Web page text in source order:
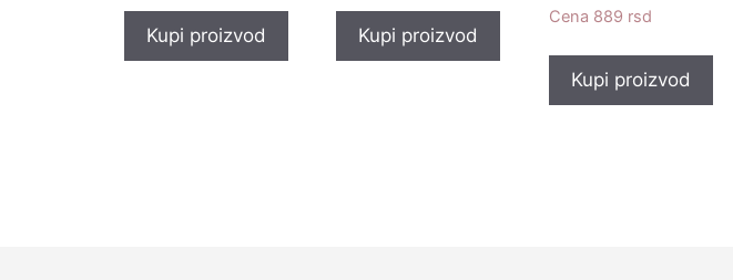
Kupi proizvod Kupi proizvod
889 rsd
Kupi proizvod